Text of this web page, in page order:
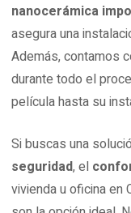
nanocerámica
asegura una
Además, contamos
durante todo el
película hasta su
Si buscas una
seguridad, el
vivienda u oficina en